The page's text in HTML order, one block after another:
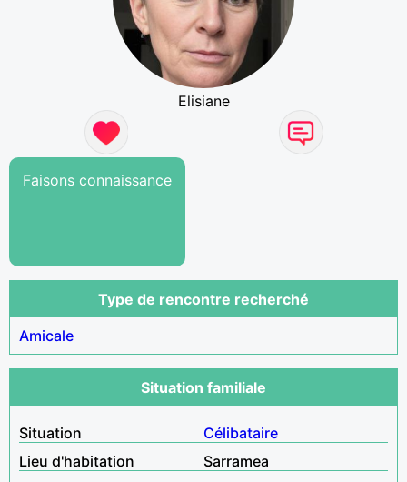
Elisiane
Faisons connaissance
Type de rencontre recherché
Amicale
Situation familiale
Situation
Célibataire
Lieu d'habitation
Sarramea